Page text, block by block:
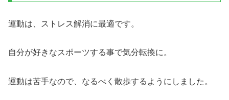
運動は、ストレス解消に最適です。
自分が好きなスポーツする事で気分転換に。
運動は苦手なので、なるべく散歩するようにしました。